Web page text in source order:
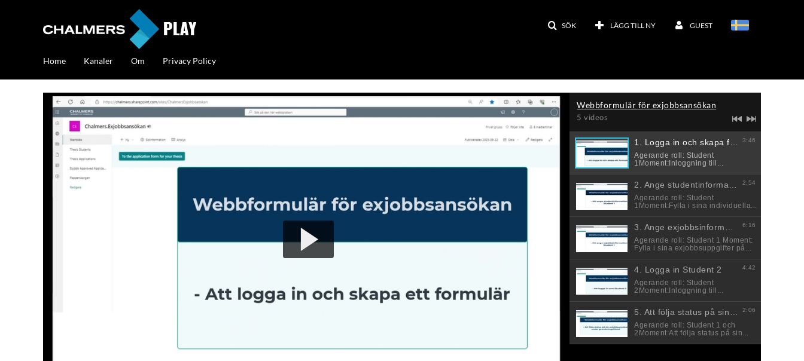
SÖK LÄGG TILL NY GUEST
Home Kanaler Om Privacy Policy